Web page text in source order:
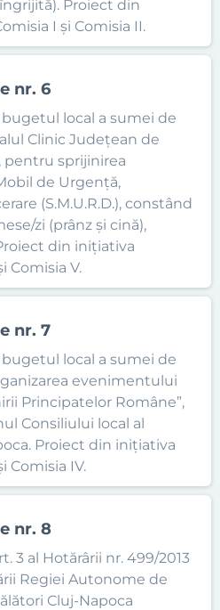
Proiect din
I și Comisia II.
nr. 6
local a sumei de
Clinic Județean de
pentru sprijinirea
de Urgență,
(S.M.U.R.D.), constând
zi (prânz și cină),
din inițiativa
Comisia V.
nr. 7
local a sumei de
evenimentului
Principatelor Române”,
Consiliului local al
Proiect din inițiativa
Comisia IV.
nr. 8
3 al Hotărârii nr. 499/2013
Regiei Autonome de
Cluj-Napoca